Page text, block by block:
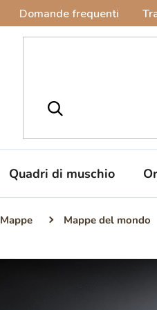
Domande frequenti
Quadri di muschio
Mappe Mappe del mondo